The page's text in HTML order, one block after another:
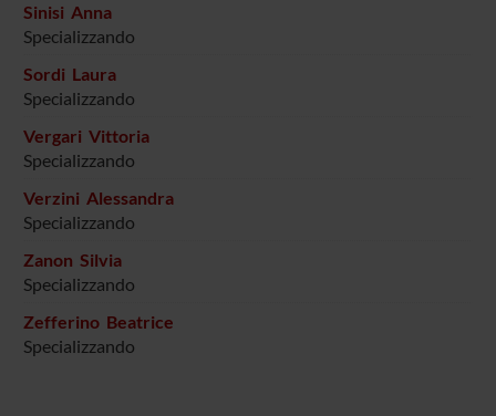
Sinisi Anna
Specializzando
Sordi Laura
Specializzando
Vergari Vittoria
Specializzando
Verzini Alessandra
Specializzando
Zanon Silvia
Specializzando
Zefferino Beatrice
Specializzando